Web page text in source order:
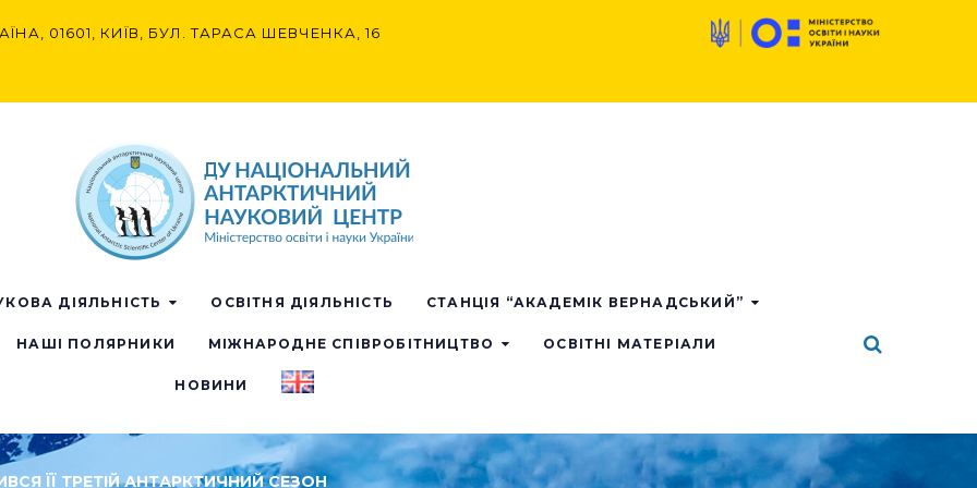
01601, КИЇВ, БУЛ. ТАРАСА ШЕВЧЕНКА, 16
ДІЯЛЬНІСТЬ ОСВІТНЯ ДІЯЛЬНІСТЬ СТАНЦІЯ “АКАДЕМІК ВЕРНАДСЬКИЙ”
НАШІ ПОЛЯРНИКИ МІЖНАРОДНЕ СПІВРОБІТНИЦТВО ОСВІТНІ МАТЕРІАЛИ
НОВИНИ
ЇЇ ТРЕТІЙ АНТАРКТИЧНИЙ СЕЗОН